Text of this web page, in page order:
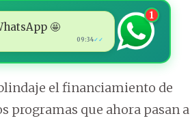
🤩
09:34✓✓
1
el financiamiento de
programas que ahora pasan a